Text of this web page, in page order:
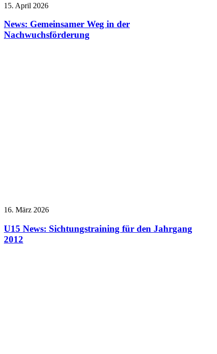
15. April 2026
News: Gemeinsamer Weg in der
Nachwuchsförderung
16. März 2026
U15 News: Sichtungstraining für den Jahrgang
2012